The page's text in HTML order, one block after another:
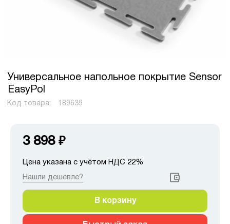
Универсальное напольное покрытие Sensor
EasyPol
Код товара: 189639
3 898 ₽
Цена указана с учётом НДС 22%
Нашли дешевле?
В корзину